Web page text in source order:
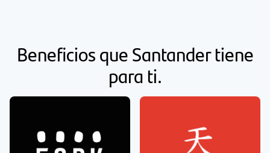
Beneficios que Santander tiene
para ti.